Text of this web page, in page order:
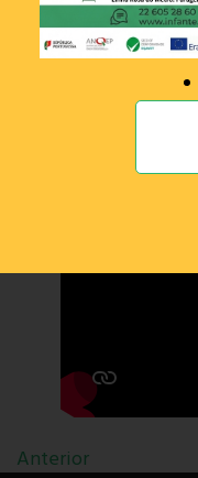
Anterior